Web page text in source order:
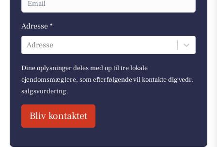
Adresse *
Adresse
Dine oplysninger deles med op til tre lokale
ejendomsmæglere, som efterfølgende vil kontakte dig vedr.
salgsvurdering.
Bliv kontaktet